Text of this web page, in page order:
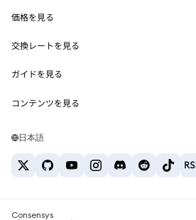
MetaMask Connect
Snaps
Web3サービス
セキュリティ
サポート
キャリア
お問い合わせ
価格を見る
イーサリアムの価格
Solanaの価格
Tetherの価格
交換レートを見る
ETH→USD
USDT→INR
BTC→INR
ETH→USDT
ガイドを見る
ETHの購入
USDTの購入
SHIBの購入
コンテンツを見る
Solanaウォレット
日本語
Consensys